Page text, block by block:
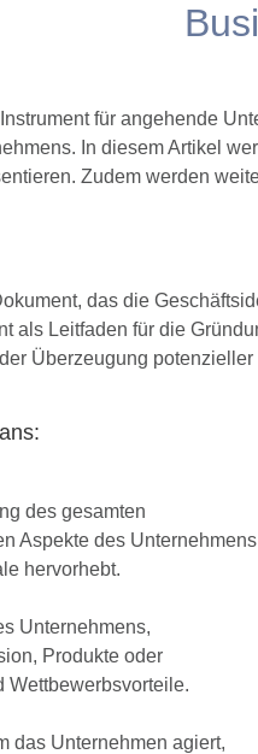
für angehende
In diesem Artikel
Zudem werden
das die
als Leitfaden für die
Überzeugung
des gesamten
Aspekte des Unternehmens
hervorhebt.
Unternehmens,
Produkte oder
Wettbewerbsvorteile.
das Unternehmen agiert,